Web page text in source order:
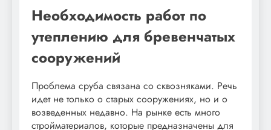
Необходимость работ по
утеплению для бревенчатых
сооружений
Проблема сруба связана со сквозняками. Речь
идет не только о старых сооружениях, но и о
возведенных недавно. На рынке есть много
стройматериалов, которые предназначены для